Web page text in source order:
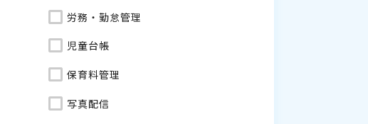
労務・勤怠管理
児童台帳
保育料管理
写真配信